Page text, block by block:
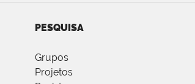
PESQUISA
Grupos
Projetos